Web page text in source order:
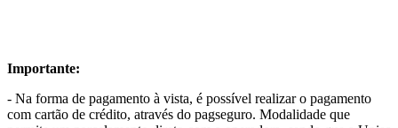
Importante:
- Na forma de pagamento à vista, é possível realizar o pagamento
com cartão de crédito, através do pagseguro. Modalidade que